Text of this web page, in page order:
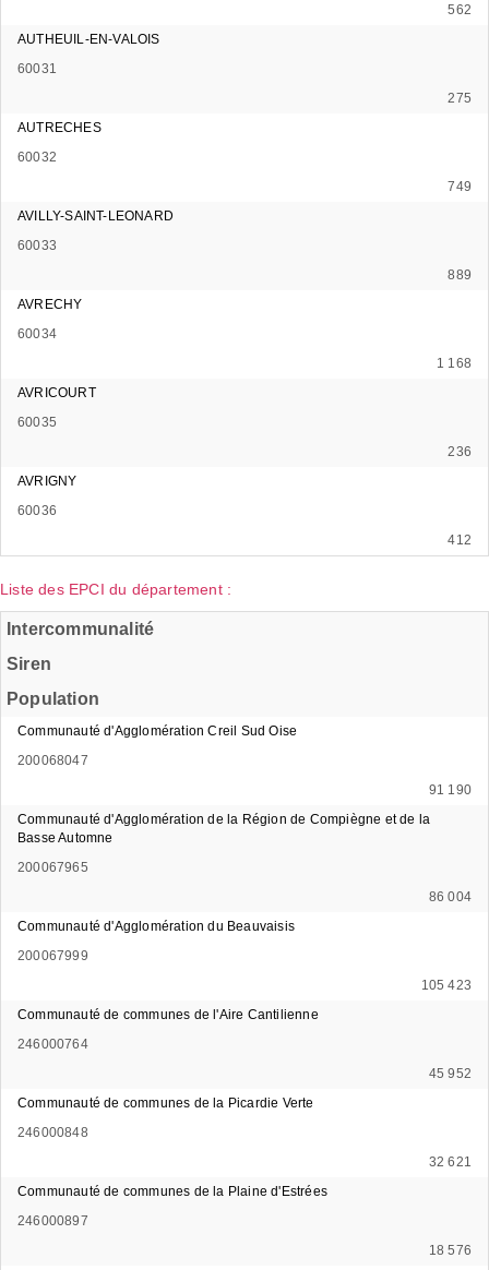
562
AUTHEUIL-EN-VALOIS
60031
275
AUTRECHES
60032
749
AVILLY-SAINT-LEONARD
60033
889
AVRECHY
60034
1 168
AVRICOURT
60035
236
AVRIGNY
60036
412
Liste des EPCI du département :
Intercommunalité
Siren
Population
Communauté d'Agglomération Creil Sud Oise
200068047
91 190
Communauté d'Agglomération de la Région de Compiègne et de la
Basse Automne
200067965
86 004
Communauté d'Agglomération du Beauvaisis
200067999
105 423
Communauté de communes de l'Aire Cantilienne
246000764
45 952
Communauté de communes de la Picardie Verte
246000848
32 621
Communauté de communes de la Plaine d'Estrées
246000897
18 576